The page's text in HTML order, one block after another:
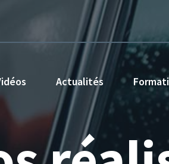
Actualités